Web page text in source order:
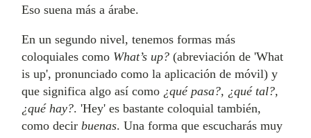
Eso suena más a árabe.
En un segundo nivel, tenemos formas más
coloquiales como What’s up? (abreviación de 'What
is up', pronunciado como la aplicación de móvil) y
que significa algo así como ¿qué pasa?, ¿qué tal?,
¿qué hay?. 'Hey' es bastante coloquial también,
como decirbuenas. Una forma que escucharás muy